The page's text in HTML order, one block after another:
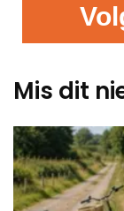
Mis dit